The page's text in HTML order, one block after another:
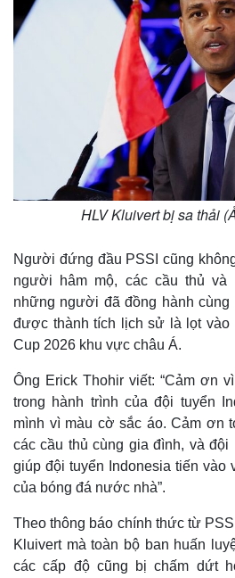
Thế giới
HLV Kluivert bị sa thải
Người đứng đầu PSSI cũng
người hâm mộ, các cầu thủ và
những người đã đồng hành cùng
được thành tích lịch sử là lọt vào
Cup 2026 khu vực châu Á.
Ông Erick Thohir viết: “Cảm ơn
trong hành trình của đội tuyển
mình vì màu cờ sắc áo. Cảm ơn
các cầu thủ cùng gia đình, và
giúp đội tuyển Indonesia tiến vào
của bóng đá nước nhà”.
Theo thông báo chính thức từ
Kluivert mà toàn bộ ban huấn
các cấp độ cũng bị chấm dứt